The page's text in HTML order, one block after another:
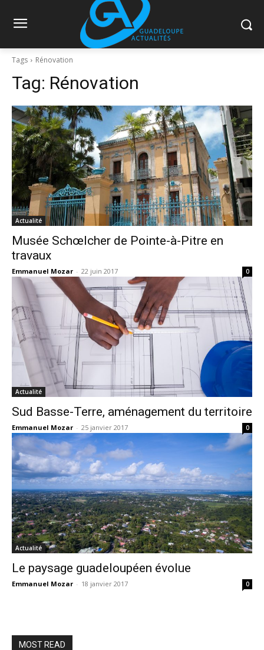
Tags Rénovation
Tag: Rénovation
Actualité
Musée Schœlcher de Pointe-à-Pitre en
travaux
Emmanuel Mozar - 22 juin 2017 0
Actualité
Sud Basse-Terre, aménagement du territoire
Emmanuel Mozar - 25 janvier 2017 0
Actualité
Le paysage guadeloupéen évolue
Emmanuel Mozar - 18 janvier 2017 0
MOST READ